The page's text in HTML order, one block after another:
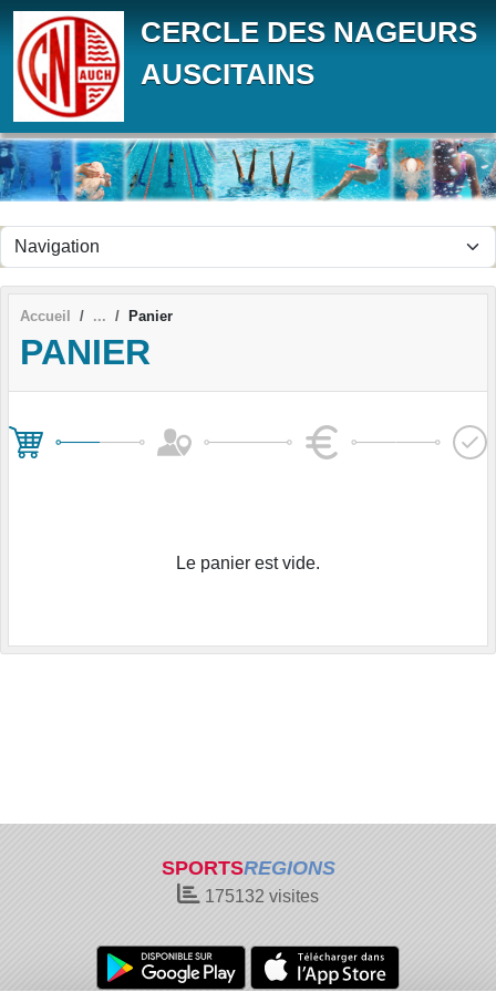
CERCLE DES NAGEURS
AUSCITAINS
Accueil Panier
PANIER
Le panier est vide.
SPORTSREGIONS
175132 visites
Panneau de gestion des cookies